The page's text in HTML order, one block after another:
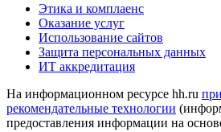
Этика и комплаенс
Оказание услуг
Использование сайтов
Защита персональных данных
ИТ аккредитация
На информационном ресурсе hh.ru
рекомендательные технологии
предоставления информации на